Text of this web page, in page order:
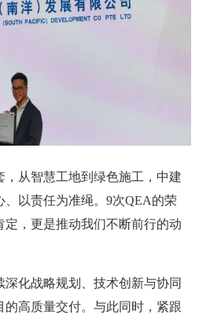
从智慧工地到绿色施工，中建
以责任为准绳。9次QEA的荣
，更是推动我们不断前行的动
化战略规划、技术创新与协同
高质量交付。与此同时，紧跟